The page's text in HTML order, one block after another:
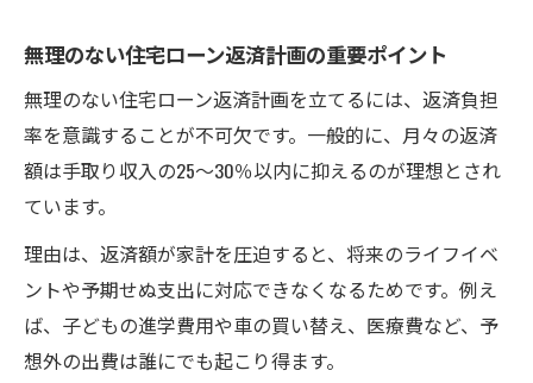
住宅ローン返済に必要な頭金と負担の関係
性
住宅ローン返済負担を判断する収入別の目
安
家計を守る住宅ローン返済計画の立て方
住宅ローン返済負担を見据えた家計管理の
基本
将来を見越した住宅ローン返済計画の作り
無理のない住宅ローン返済計画の重要ポイント
無理のない住宅ローン返済計画を立てるには、返済負担
率を意識することが不可欠です。一般的に、月々の返済
額は手取り収入の25〜30％以内に抑えるのが理想とされ
ています。
理由は、返済額が家計を圧迫すると、将来のライフイベ
ントや予期せぬ支出に対応できなくなるためです。例え
ば、子どもの進学費用や車の買い替え、医療費など、予
想外の出費は誰にでも起こり得ます。